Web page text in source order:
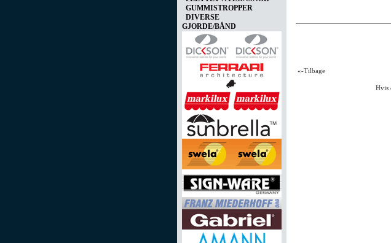
GUMMISTROPPER
DIVERSE
GJORDE/BÅND
«-Tilbage
Hvis